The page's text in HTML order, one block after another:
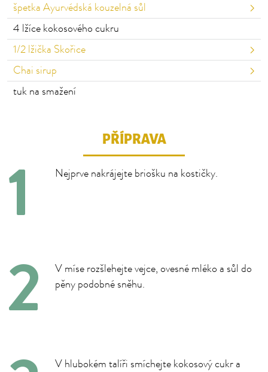
špetka Ayurvédská kouzelná sůl
4 lžíce kokosového cukru
1/2 lžička Skořice
Chai sirup
tuk na smažení
PŘÍPRAVA
Nejprve nakrájejte briošku na kostičky.
V míse rozšlehejte vejce, ovesné mléko a sůl do
pěny podobné sněhu.
V hlubokém talíři smíchejte kokosový cukr a